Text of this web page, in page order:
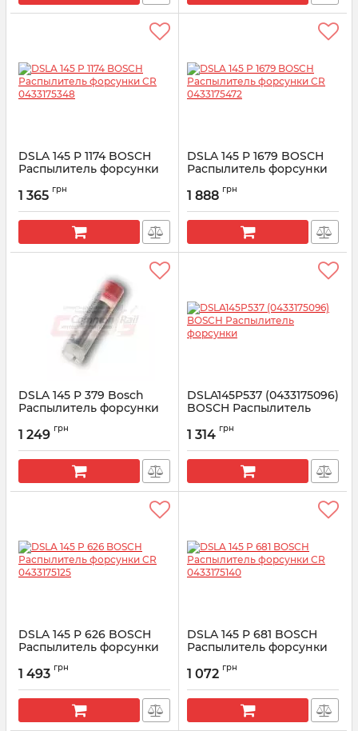
DSLA 145 P 1174 BOSCH
Распылитель форсунки
Артикул:
1 365 грн
DSLA 145 P 1679 BOSCH
Распылитель форсунки
Артикул:
1 888 грн
DSLA 145 P 379 Bosсh
Распылитель форсунки
Magnum 12.0
Артикул: 0 433 175 062
1 249 грн
DSLA145P537 (0433175096)
BOSCH Распылитель
Артикул:
1 314 грн
DSLA 145 P 626 BOSCH
Распылитель форсунки
Артикул:
1 493 грн
DSLA 145 P 681 BOSCH
Распылитель форсунки
Артикул:
1 072 грн